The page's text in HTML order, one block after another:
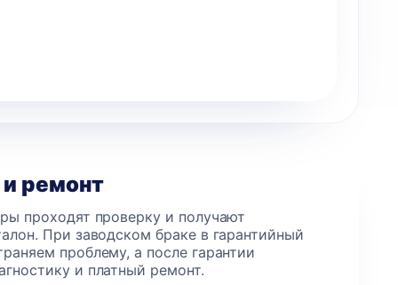
и ремонт
проходят проверку и получают
При заводском браке в гарантийный
проблему, а после гарантии
и платный ремонт.